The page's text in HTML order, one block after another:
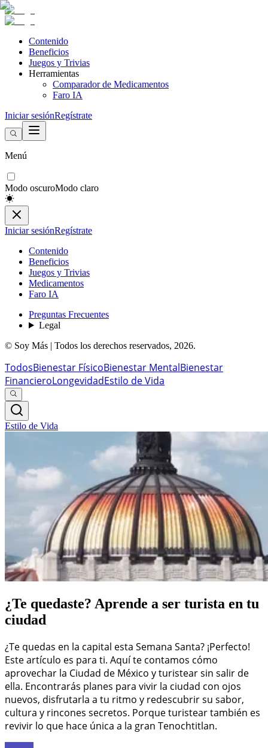
Contenido
Beneficios
Juegos y Trivias
Herramientas
Comparador de Medicamentos
Faro IA
Iniciar sesiónRegístrate
Menú
Modo oscuroModo claro
Iniciar sesiónRegístrate
Contenido
Beneficios
Juegos y Trivias
Medicamentos
Faro IA
Preguntas Frecuentes
Legal
© Soy Más | Todos los derechos reservados, 2026.
TodosBienestar FísicoBienestar MentalBienestar
FinancieroLongevidadEstilo de Vida
Estilo de Vida
¿Te quedaste? Aprende a ser turista en tu
ciudad
¿Te quedas en la capital esta Semana Santa? ¡Perfecto!
Este artículo es para ti. Aquí te contamos cómo
aprovechar la Ciudad de México y turistear sin salir de
ella. Encontrarás planes para vivir la ciudad con ojos
nuevos, disfrutarla a tu ritmo y redescubrir su sabor,
cultura y rincones secretos. Porque turistear también es
revivir lo que hace única a la gran Tenochtitlan.